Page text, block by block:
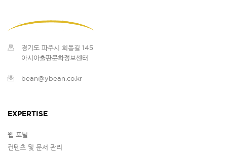
경기도 파주시 회동길 145
아시아출판문화정보센터
bean@ybean.co.kr
EXPERTISE
웹 포털
컨텐츠 및 문서 관리